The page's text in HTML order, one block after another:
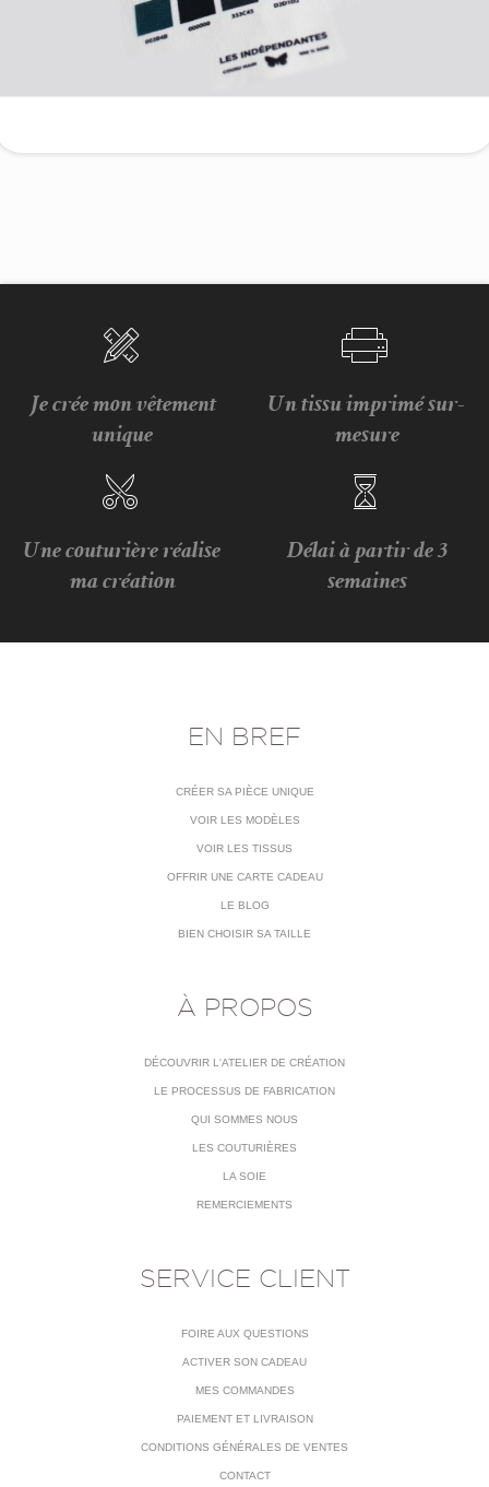
Je crée mon vêtement
unique
Un tissu imprimé sur-
mesure
Une couturière réalise
ma création
Délai à partir de 3
semaines
EN BREF
CRÉER SA PIÈCE UNIQUE
VOIR LES MODÈLES
VOIR LES TISSUS
OFFRIR UNE CARTE CADEAU
LE BLOG
BIEN CHOISIR SA TAILLE
À PROPOS
DÉCOUVRIR L'ATELIER DE CRÉATION
LE PROCESSUS DE FABRICATION
QUI SOMMES NOUS
LES COUTURIÈRES
LA SOIE
REMERCIEMENTS
SERVICE CLIENT
FOIRE AUX QUESTIONS
ACTIVER SON CADEAU
MES COMMANDES
PAIEMENT ET LIVRAISON
CONDITIONS GÉNÉRALES DE VENTES
CONTACT